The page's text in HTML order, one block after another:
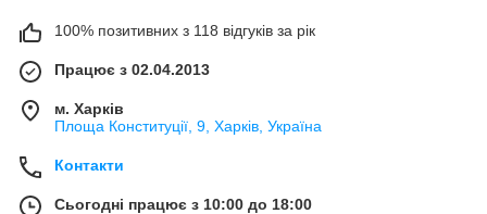
100% позитивних з 118 відгуків за рік
Працює з 02.04.2013
м. Харків
Площа Конституції, 9, Харків, Україна
Контакти
Сьогодні працює з 10:00 до 18:00